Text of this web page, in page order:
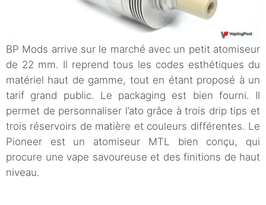
BP Mods arrive sur le marché avec un petit atomiseur
de 22 mm. Il reprend tous les codes esthétiques du
matériel haut de gamme, tout en étant proposé à un
tarif grand public. Le packaging est bien fourni. Il
permet de personnaliser l’ato grâce à trois drip tips et
trois réservoirs de matière et couleurs différentes. Le
Pioneer est un atomiseur MTL bien conçu, qui
procure une vape savoureuse et des finitions de haut
niveau.